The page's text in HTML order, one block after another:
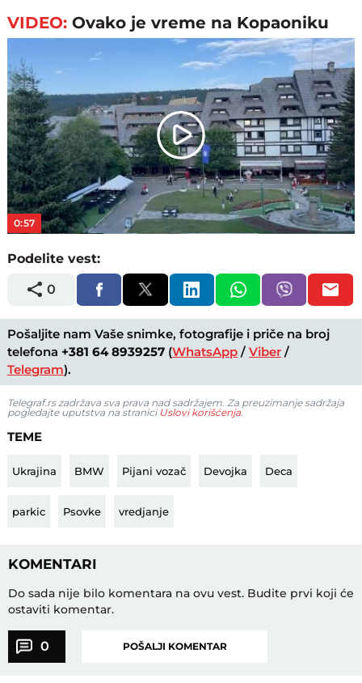
VIDEO:Ovako je vreme na Kopaoniku
Play
Video
0:57
Podelite vest:
0
Pošaljite nam Vaše snimke, fotografije i priče na broj
telefona +381 64 8939257 (WhatsApp /Viber /
Telegram).
Telegraf.rs zadržava sva prava nad sadržajem. Za preuzimanje sadržaja
pogledajte uputstva na stranici Uslovi korišćenja.
TEME
Ukrajina BMW Pijani vozač Devojka Deca
parkic Psovke vredjanje
KOMENTARI
Do sada nije bilo komentara na ovu vest. Budite prvi koji će
ostaviti komentar.
0 POŠALJI KOMENTAR